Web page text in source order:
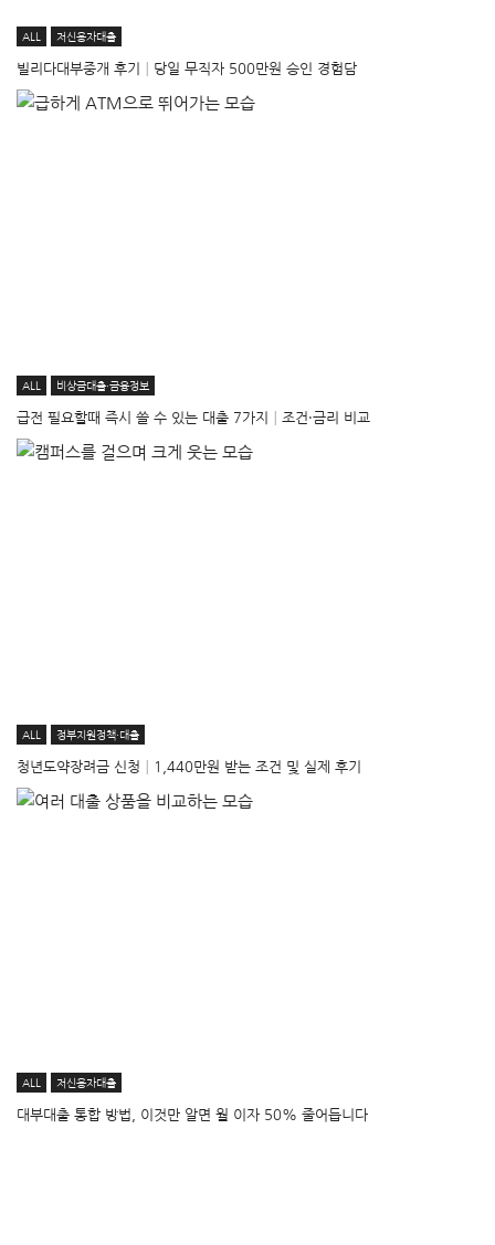
ALL 저신용자대출
빌리다대부중개 후기│당일 무직자 500만원 승인 경험담
ALL 비상금대출·금융정보
급전 필요할때 즉시 쓸 수 있는 대출 7가지│조건·금리 비교
ALL 정부지원정책·대출
청년도약장려금 신청│1,440만원 받는 조건 및 실제 후기
ALL 저신용자대출
대부대출 통합 방법, 이것만 알면 월 이자 50% 줄어듭니다